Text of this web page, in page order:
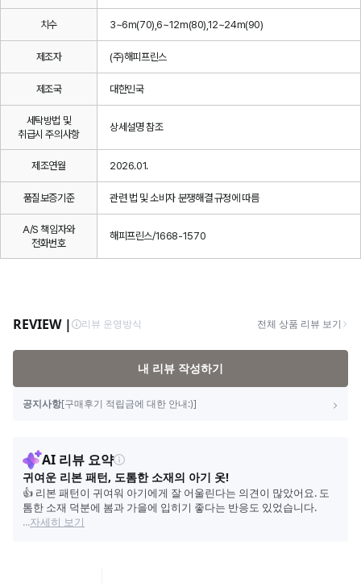
치수 3~6m(70),6~12m(80),12~24m(90)
제조자 (주)해피프린스
제조국 대한민국
세탁방법 및
취급시 주의사항
상세설명 참조
제조연월 2026.01.
품질보증기준 관련 법 및 소비자 분쟁해결 규정에 따름
A/S 책임자와
전화번호
해피프린스/1668-1570